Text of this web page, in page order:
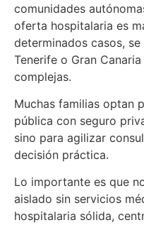
comunidades
oferta hospitalaria es
determinados casos,
Tenerife o Gran
complejas.
Muchas familias optan
pública con seguro
sino para agilizar
decisión práctica.
Lo importante es que
aislado sin servicios
hospitalaria sólida,